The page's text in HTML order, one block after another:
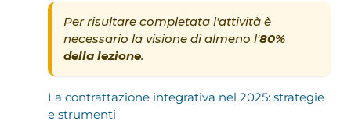
Per risultare completata l'attività è
necessario la visione di almeno l'80%
della lezione.
La contrattazione integrativa nel 2025: strategie
e strumenti